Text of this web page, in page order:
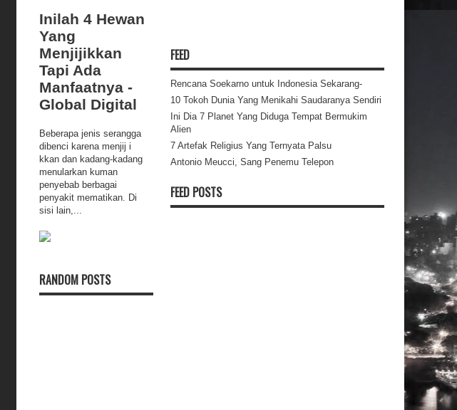
Inilah 4 Hewan
Yang
Menjijikkan
Tapi Ada
Manfaatnya -
Global Digital
Beberapa jenis serangga
dibenci karena menjij i
kkan dan kadang-kadang
menularkan kuman
penyebab berbagai
penyakit mematikan. Di
sisi lain,...
RANDOM POSTS
FEED
Rencana Soekarno untuk Indonesia Sekarang-
10 Tokoh Dunia Yang Menikahi Saudaranya Sendiri
Ini Dia 7 Planet Yang Diduga Tempat Bermukim
Alien
7 Artefak Religius Yang Ternyata Palsu
Antonio Meucci, Sang Penemu Telepon
FEED POSTS